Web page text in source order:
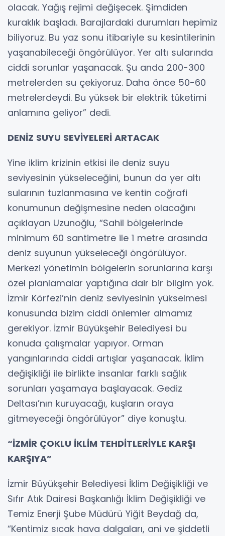
olacak. Yağış rejimi değişecek. Şimdiden
kuraklık başladı. Barajlardaki durumları hepimiz
biliyoruz. Bu yaz sonu itibariyle su kesintilerinin
yaşanabileceği öngörülüyor. Yer altı sularında
ciddi sorunlar yaşanacak. Şu anda 200-300
metrelerden su çekiyoruz. Daha önce 50-60
metrelerdeydi. Bu yüksek bir elektrik tüketimi
anlamına geliyor” dedi.
DENİZ SUYU SEVİYELERİ ARTACAK
Yine iklim krizinin etkisi ile deniz suyu
seviyesinin yükseleceğini, bunun da yer altı
sularının tuzlanmasına ve kentin coğrafi
konumunun değişmesine neden olacağını
açıklayan Uzunoğlu, “Sahil bölgelerinde
minimum 60 santimetre ile 1 metre arasında
deniz suyunun yükseleceği öngörülüyor.
Merkezi yönetimin bölgelerin sorunlarına karşı
özel planlamalar yaptığına dair bir bilgim yok.
İzmir Körfezi’nin deniz seviyesinin yükselmesi
konusunda bizim ciddi önlemler almamız
gerekiyor. İzmir Büyükşehir Belediyesi bu
konuda çalışmalar yapıyor. Orman
yangınlarında ciddi artışlar yaşanacak. İklim
değişikliği ile birlikte insanlar farklı sağlık
sorunları yaşamaya başlayacak. Gediz
Deltası’nın kuruyacağı, kuşların oraya
gitmeyeceği öngörülüyor” diye konuştu.
“İZMİR ÇOKLU İKLİM TEHDİTLERİYLE KARŞI
KARŞIYA”
İzmir Büyükşehir Belediyesi İklim Değişikliği ve
Sıfır Atık Dairesi Başkanlığı İklim Değişikliği ve
Temiz Enerji Şube Müdürü Yiğit Beydağ da,
“Kentimiz sıcak hava dalgaları, ani ve şiddetli